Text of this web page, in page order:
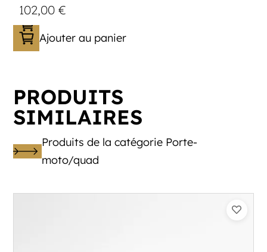
102,00€
Ajouter au panier
PRODUITS
SIMILAIRES
Produits de la catégorie Porte-
moto/quad